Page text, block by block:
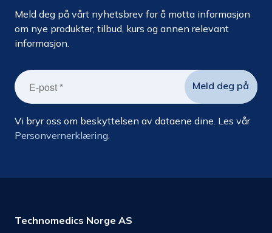
Meld deg på vårt nyhetsbrev for å motta informasjon
om nye produkter, tilbud, kurs og annen relevant
informasjon.
Vi bryr oss om beskyttelsen av dataene dine. Les vår
Personvernerklæring.
Technomedics Norge AS